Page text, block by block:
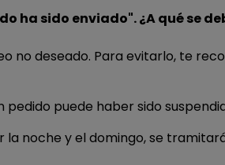
ha sido enviado". ¿A qué se
no deseado. Para evitarlo, te
puede haber sido
la noche y el domingo, se